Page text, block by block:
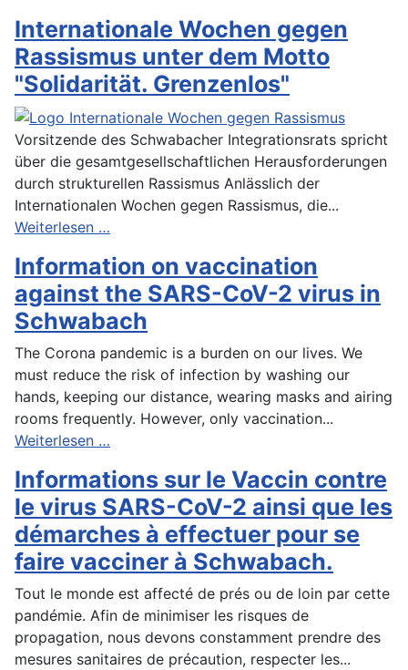
Internationale Wochen gegen
Rassismus unter dem Motto
"Solidarität. Grenzenlos"
Vorsitzende des Schwabacher Integrationsrats spricht
über die gesamtgesellschaftlichen Herausforderungen
durch strukturellen Rassismus Anlässlich der
Internationalen Wochen gegen Rassismus, die...
Weiterlesen …
Information on vaccination
against the SARS-CoV-2 virus in
Schwabach
The Corona pandemic is a burden on our lives. We
must reduce the risk of infection by washing our
hands, keeping our distance, wearing masks and airing
rooms frequently. However, only vaccination...
Weiterlesen …
Informations sur le Vaccin contre
le virus SARS-CoV-2 ainsi que les
démarches à effectuer pour se
faire vacciner à Schwabach.
Tout le monde est affecté de prés ou de loin par cette
pandémie. Afin de minimiser les risques de
propagation, nous devons constamment prendre des
mesures sanitaires de précaution, respecter les...